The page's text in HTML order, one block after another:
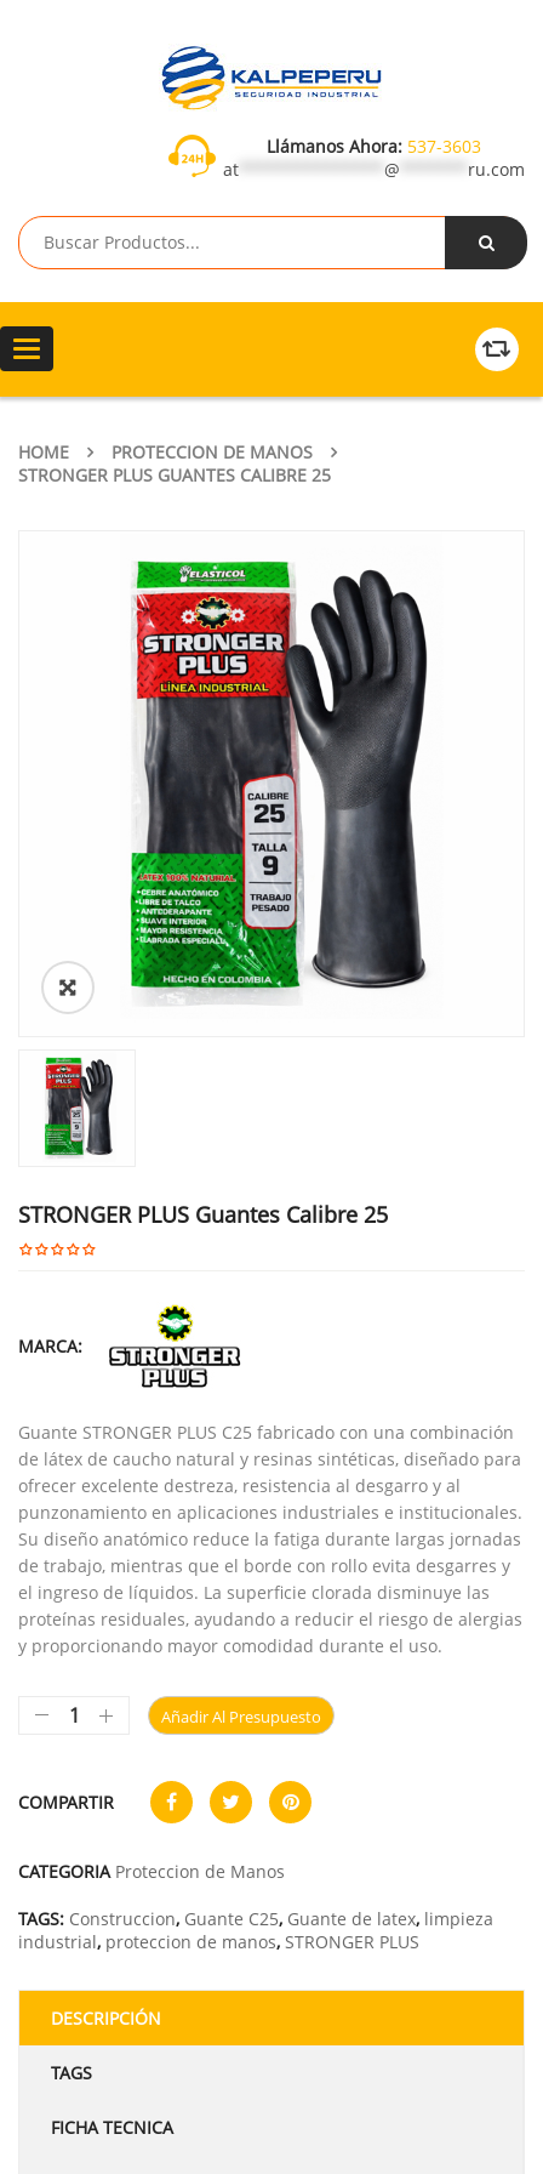
Llámanos Ahora: 537-3603
at
@ ru.com
Toggle
navigation
HOME
PROTECCION DE MANOS
STRONGER PLUS GUANTES CALIBRE 25
STRONGER PLUS Guantes Calibre 25
MARCA:
Guante STRONGER PLUS C25 fabricado con una combinación
de látex de caucho natural y resinas sintéticas, diseñado para
ofrecer excelente destreza, resistencia al desgarro y al
punzonamiento en aplicaciones industriales e institucionales.
Su diseño anatómico reduce la fatiga durante largas jornadas
de trabajo, mientras que el borde con rollo evita desgarres y
el ingreso de líquidos. La superficie clorada disminuye las
proteínas residuales, ayudando a reducir el riesgo de alergias
y proporcionando mayor comodidad durante el uso.
Añadir Al Presupuesto
COMPARTIR
CATEGORIA Proteccion de Manos
TAGS: Construccion, Guante C25, Guante de latex, limpieza
industrial, proteccion de manos, STRONGER PLUS
DESCRIPCIÓN
TAGS
FICHA TECNICA